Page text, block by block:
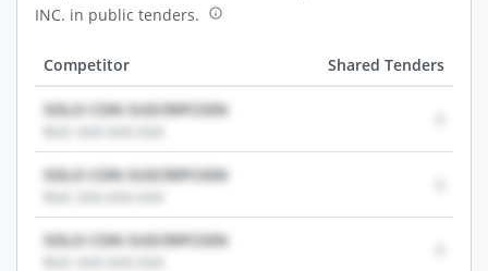
INC. in public tenders.
Competitor Shared Tenders
SOLO CON SUSCRIPCION
SOLO CON SUSCRIPCION
SOLO CON SUSCRIPCION